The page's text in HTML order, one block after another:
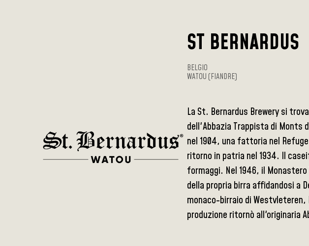
ST BERNARDUS
BELGIO
WATOU (FIANDRE)
La St. Bernardus Brewery si
dell'Abbazia Trappista di Monts
nel 1904, una fattoria nel
ritorno in patria nel 1934. Il
formaggi. Nel 1946, il
della propria birra affidandosi a
monaco-birraio di
produzione ritornò all'originaria